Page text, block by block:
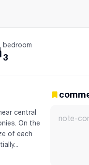
bedroom
3
central
On the
of each